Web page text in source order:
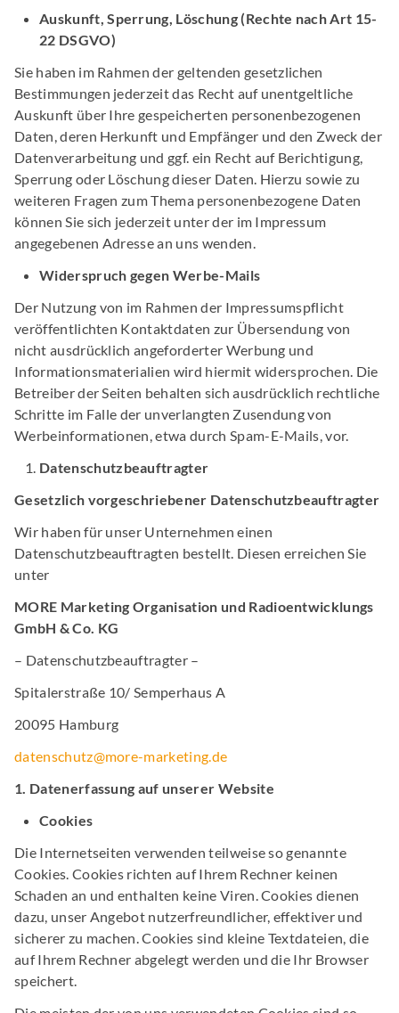
Auskunft, Sperrung, Löschung (Rechte nach Art 15-
22 DSGVO)
Sie haben im Rahmen der geltenden gesetzlichen
Bestimmungen jederzeit das Recht auf unentgeltliche
Auskunft über Ihre gespeicherten personenbezogenen
Daten, deren Herkunft und Empfänger und den Zweck der
Datenverarbeitung und ggf. ein Recht auf Berichtigung,
Sperrung oder Löschung dieser Daten. Hierzu sowie zu
weiteren Fragen zum Thema personenbezogene Daten
können Sie sich jederzeit unter der im Impressum
angegebenen Adresse an uns wenden.
Widerspruch gegen Werbe-Mails
Der Nutzung von im Rahmen der Impressumspflicht
veröffentlichten Kontaktdaten zur Übersendung von
nicht ausdrücklich angeforderter Werbung und
Informationsmaterialien wird hiermit widersprochen. Die
Betreiber der Seiten behalten sich ausdrücklich rechtliche
Schritte im Falle der unverlangten Zusendung von
Werbeinformationen, etwa durch Spam-E-Mails, vor.
Datenschutzbeauftragter
Gesetzlich vorgeschriebener Datenschutzbeauftragter
Wir haben für unser Unternehmen einen
Datenschutzbeauftragten bestellt. Diesen erreichen Sie
unter
MORE Marketing Organisation und Radioentwicklungs
GmbH & Co. KG
– Datenschutzbeauftragter –
Spitalerstraße 10/ Semperhaus A
20095 Hamburg
datenschutz@more-marketing.de
1. Datenerfassung auf unserer Website
Cookies
Die Internetseiten verwenden teilweise so genannte
Cookies. Cookies richten auf Ihrem Rechner keinen
Schaden an und enthalten keine Viren. Cookies dienen
dazu, unser Angebot nutzerfreundlicher, effektiver und
sicherer zu machen. Cookies sind kleine Textdateien, die
auf Ihrem Rechner abgelegt werden und die Ihr Browser
speichert.